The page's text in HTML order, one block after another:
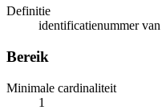
Definitie
identificatienummer
Bereik
Minimale cardinaliteit
1